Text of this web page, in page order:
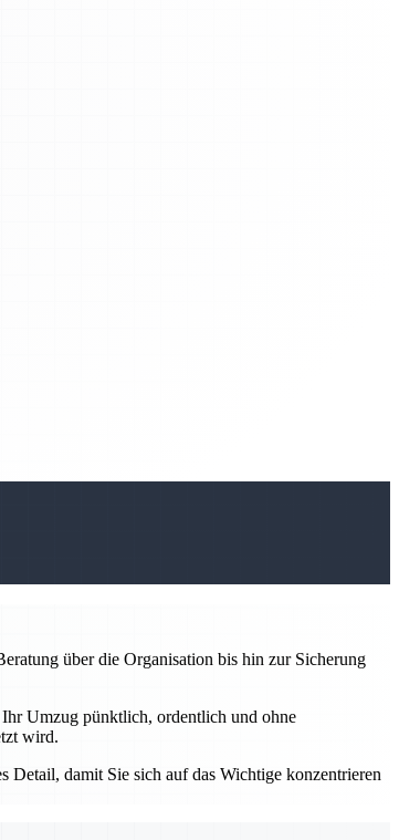
über die Organisation bis hin zur Sicherung
Umzug pünktlich, ordentlich und ohne
wird.
Detail, damit Sie sich auf das Wichtige konzentrieren